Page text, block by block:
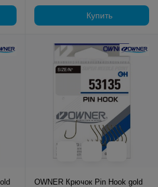
Купить
OWNER Крючок Pin Hook gold